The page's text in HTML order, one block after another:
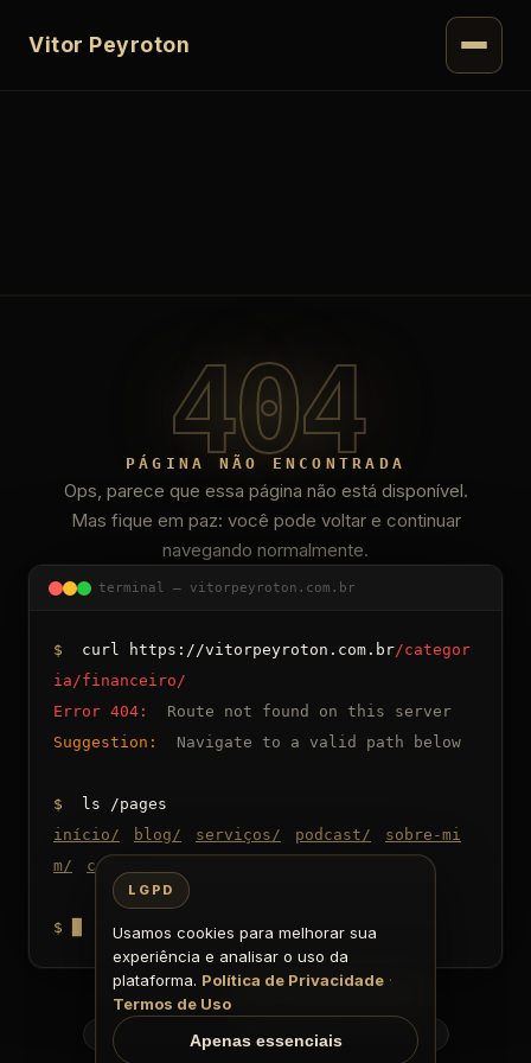
Vitor Peyroton
404
PÁGINA NÃO ENCONTRADA
Ops, parece que essa página não está disponível.
Mas fique em paz: você pode voltar e continuar
navegando normalmente.
terminal — vitorpeyroton.com.br
$ curl https://vitorpeyroton.com.br/categor
ia/financeiro/
Error 404:
Route not found on this server
Suggestion:
Navigate to a valid path below
$
ls /pages
início/ blog/ serviços/ podcast/
sobre-mi
m/ contato
$
Início Blog Serviços
Podcast
LGPD
Usamos cookies para melhorar sua
experiência e analisar o uso da
plataforma. Política de Privacidade ·
Termos de Uso
Apenas essenciais